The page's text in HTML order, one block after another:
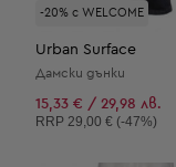
-20% с WELCOME
Urban Surface
Дамски дънки
15,33 € / 29,98 лв.
Препоръчителна цена:
RRP 29,00 € (-47%)